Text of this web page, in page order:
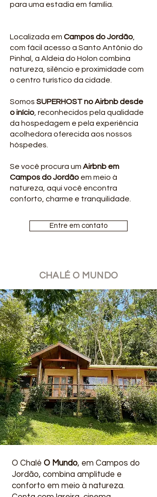
para uma estadia em família.
Localizada em Campos do Jordão
com fácil acesso a Santo Antônio do
Pinhal, a Aldeia do Holon combina
natureza, silêncio e proximidade com
o centro turístico da cidade.
Somos SUPERHOST no Airbnb desde
o início , reconhecidos pela qualidade
da hospedagem e pela experiência
acolhedora oferecida aos nossos
hóspedes.
Se você procura um Airbnb em
Campos do Jordão em meio à
natureza, aqui você encontra
conforto, charme e tranquilidade.
Entre em contato
CHALÉ O MUNDO
O Chalé O Mundo, em Campos do
Jordão, combina amplitude e
conforto em meio à natureza.